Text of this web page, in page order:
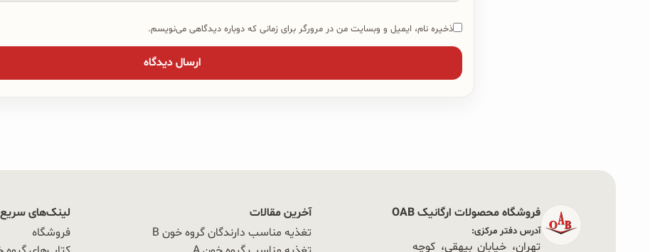
ذخیره نام، ایمیل و وبسایت من در مرورگر برای زمانی که دوباره دیدگاهی می‌نویسم.
فروشگاه محصولات ارگانیک OAB
آدرس دفتر مرکزی:
تهران، خیابان بیهقی، کوچه
آخرین مقالات
تغذیه مناسب دارندگان گروه خون B
لینک‌های سریع
فروشگاه